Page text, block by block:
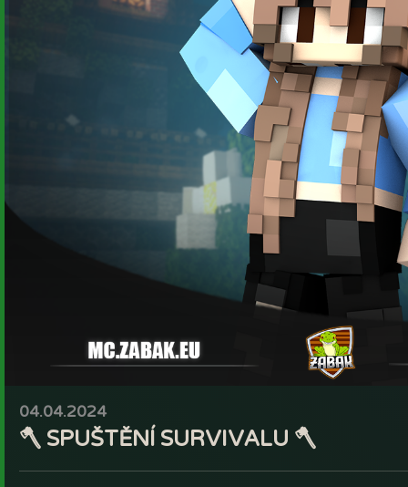
04.04.2024
🪓 SPUŠTĚNÍ SURVIVALU 🪓